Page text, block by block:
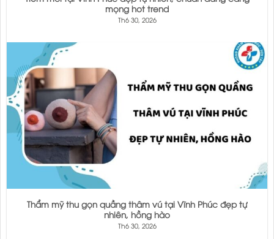
mọng hot trend
Th6 30, 2026
Thẩm mỹ thu gọn quầng thâm vú tại Vĩnh Phúc đẹp tự
nhiên, hồng hào
Th6 30, 2026